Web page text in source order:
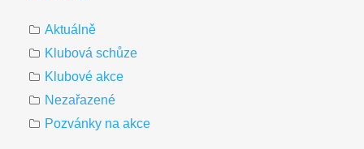
Aktuálně
Klubová schůze
Klubové akce
Nezařazené
Pozvánky na akce